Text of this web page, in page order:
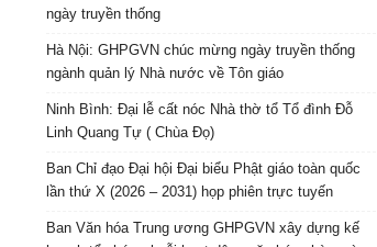
ngày truyền thống
Hà Nội: GHPGVN chúc mừng ngày truyền thống
ngành quản lý Nhà nước về Tôn giáo
Ninh Bình: Đại lễ cất nóc Nhà thờ tổ Tổ đình Đỗ
Linh Quang Tự ( Chùa Đọ)
Ban Chỉ đạo Đại hội Đại biểu Phật giáo toàn quốc
lần thứ X (2026 – 2031) họp phiên trực tuyến
Ban Văn hóa Trung ương GHPGVN xây dựng kế